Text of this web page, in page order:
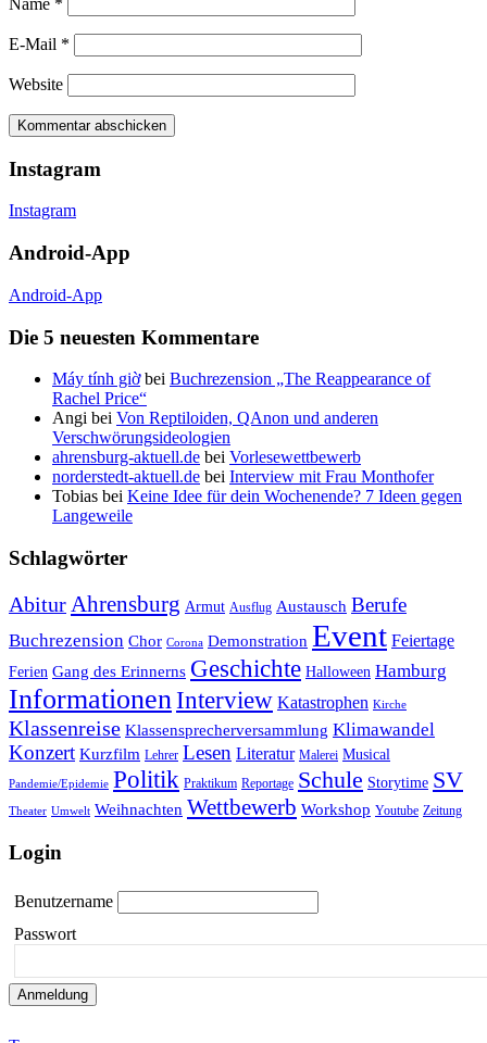
Name *
E-Mail *
Website
Instagram
Instagram
Android-App
Android-App
Die 5 neuesten Kommentare
Máy tính giờbei Buchrezension „The Reappearance of
Rachel Price“
Angi bei Von Reptiloiden, QAnon und anderen
Verschwörungsideologien
ahrensburg-aktuell.de bei Vorlesewettbewerb
norderstedt-aktuell.de bei Interview mit Frau Monthofer
Tobias bei Keine Idee für dein Wochenende? 7 Ideen gegen
Langeweile
Schlagwörter
Abitur Ahrensburg Armut Ausflug Austausch Berufe
Buchrezension Chor Corona Demonstration Event Feiertage
Ferien Gang des Erinnerns Geschichte Halloween Hamburg
Informationen Interview Katastrophen Kirche
Klassenreise Klassensprecherversammlung Klimawandel
Konzert Kurzfilm Lehrer Lesen Literatur Malerei Musical
Pandemie/Epidemie Politik Praktikum Reportage Schule Storytime SV
Theater Umwelt Weihnachten Wettbewerb Workshop Youtube Zeitung
Login
Benutzername
Passwort